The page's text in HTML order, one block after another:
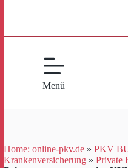
Menü
Home: online-pkv.de » PKV
Krankenversicherung » Private